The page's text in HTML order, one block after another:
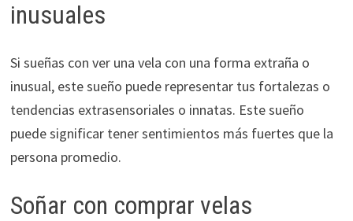
inusuales
Si sueñas con ver una vela con una forma extraña o
inusual, este sueño puede representar tus fortalezas o
tendencias extrasensoriales o innatas. Este sueño
puede significar tener sentimientos más fuertes que la
persona promedio.
Soñar con comprar velas